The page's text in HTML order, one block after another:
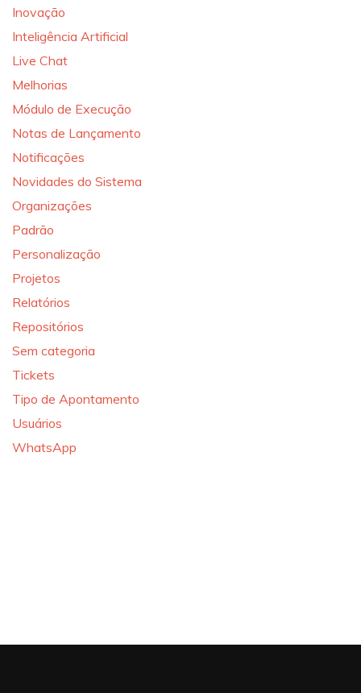
Inovação
Inteligência Artificial
Live Chat
Melhorias
Módulo de Execução
Notas de Lançamento
Notificações
Novidades do Sistema
Organizações
Padrão
Personalização
Projetos
Relatórios
Repositórios
Sem categoria
Tickets
Tipo de Apontamento
Usuários
WhatsApp